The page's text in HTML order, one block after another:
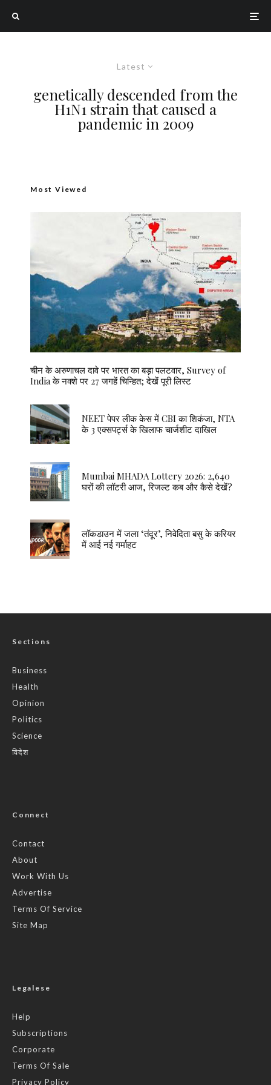
Latest
genetically descended from the
H1N1 strain that caused a
pandemic in 2009
Most Viewed
चीन के अरुणाचल दावे पर भारत का बड़ा पलटवार, Survey of
India के नक्शे पर 27 जगहें चिन्हित; देखें पूरी लिस्ट
NEET पेपर लीक केस में CBI का शिकंजा, NTA
के 3 एक्सपर्ट्स के खिलाफ चार्जशीट दाखिल
Mumbai MHADA Lottery 2026: 2,640
घरों की लॉटरी आज, रिजल्ट कब और कैसे देखें?
लॉकडाउन में जला ‘तंदूर’, निवेदिता बसु के करियर
में आई नई गर्माहट
Sections
Business
Health
Opinion
Politics
Science
विदेश
Connect
Contact
About
Work With Us
Advertise
Terms Of Service
Site Map
Legalese
Help
Subscriptions
Corporate
Terms Of Sale
Privacy Policy